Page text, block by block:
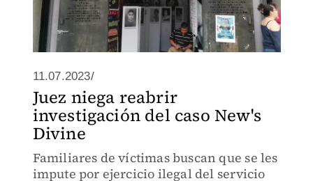
11.07.2023/
Juez niega reabrir
investigación del caso New's
Divine
Familiares de víctimas buscan que se les
impute por ejercicio ilegal del servicio